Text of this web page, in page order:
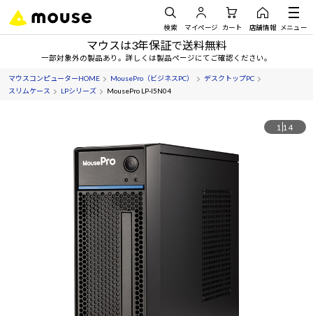
検索 マイページ カート 店舗情報 メニュー
マウスは3年保証で送料無料
一部対象外の製品あり。詳しくは製品ページにてご確認ください。
マウスコンピューターHOME MousePro（ビジネスPC）
デスクトップPC
スリムケース
LPシリーズ MousePro LP-I5N04
1 14